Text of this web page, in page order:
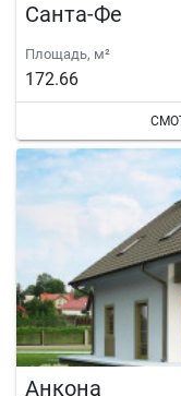
Санта-Фе
Площадь, м²
172.66
Анкона